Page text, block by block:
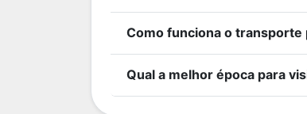
Como funciona o transporte
Qual a melhor época para